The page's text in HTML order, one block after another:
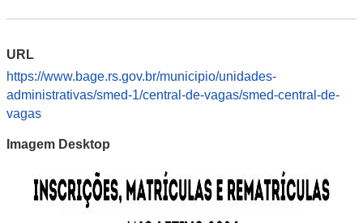
URL
https://www.bage.rs.gov.br/municipio/unidades-
administrativas/smed-1/central-de-vagas/smed-central-de-
vagas
Imagem Desktop